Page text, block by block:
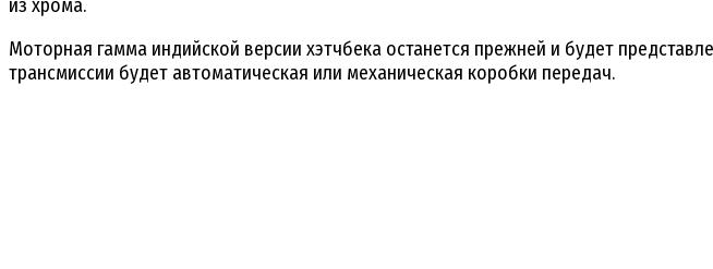
из хрома.
Моторная гамма индийской версии хэтчбека останется прежней и будет
трансмиссии будет автоматическая или механическая коробки передач.